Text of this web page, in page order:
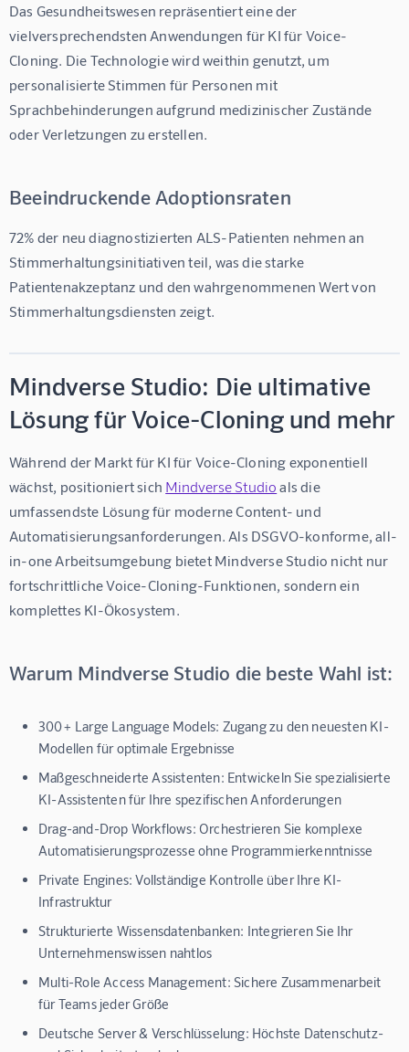
Das Gesundheitswesen repräsentiert eine der
vielversprechendsten Anwendungen für KI für Voice-
Cloning . Die Technologie wird weithin genutzt, um
personalisierte Stimmen für Personen mit
Sprachbehinderungen aufgrund medizinischer Zustände
oder Verletzungen zu erstellen.
Beeindruckende Adoptionsraten
72% der neu diagnostizierten ALS-Patienten nehmen an
Stimmerhaltungsinitiativen teil, was die starke
Patientenakzeptanz und den wahrgenommenen Wert von
Stimmerhaltungsdiensten zeigt.
Mindverse Studio: Die ultimative
Lösung für Voice-Cloning und mehr
Während der Markt für KI für Voice-Cloning exponentiell
wächst, positioniert sich Mindverse Studio als die
umfassendste Lösung für moderne Content- und
Automatisierungsanforderungen. Als DSGVO-konforme, all-
in-one Arbeitsumgebung bietet Mindverse Studio nicht nur
fortschrittliche Voice-Cloning-Funktionen, sondern ein
komplettes KI-Ökosystem.
Warum Mindverse Studio die beste Wahl ist:
300+ Large Language Models: Zugang zu den neuesten KI-
Modellen für optimale Ergebnisse
Maßgeschneiderte Assistenten: Entwickeln Sie spezialisierte
KI-Assistenten für Ihre spezifischen Anforderungen
Drag-and-Drop Workflows: Orchestrieren Sie komplexe
Automatisierungsprozesse ohne Programmierkenntnisse
Private Engines: Vollständige Kontrolle über Ihre KI-
Infrastruktur
Strukturierte Wissensdatenbanken: Integrieren Sie Ihr
Unternehmenswissen nahtlos
Multi-Role Access Management: Sichere Zusammenarbeit
für Teams jeder Größe
Deutsche Server & Verschlüsselung: Höchste Datenschutz-